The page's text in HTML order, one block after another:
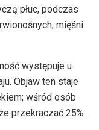
płuc, podczas
mięśni
występuje u
Objaw ten staje
wśród osób
przekraczać 25%.